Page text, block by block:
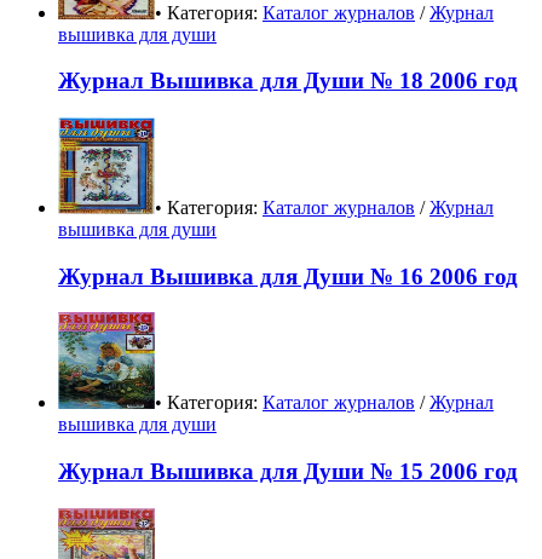
• Категория: Каталог журналов /Журнал
вышивка для души
Журнал Вышивка для Души № 18 2006 год
• Категория: Каталог журналов /Журнал
вышивка для души
Журнал Вышивка для Души № 16 2006 год
• Категория: Каталог журналов /Журнал
вышивка для души
Журнал Вышивка для Души № 15 2006 год